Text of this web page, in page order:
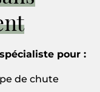
pour :
de chute